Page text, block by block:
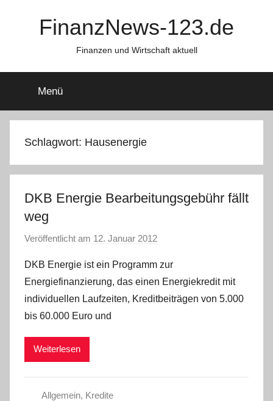
FinanzNews-123.de
Finanzen und Wirtschaft aktuell
Menü
Schlagwort: Hausenergie
DKB Energie Bearbeitungsgebühr fällt
weg
Veröffentlicht am 12. Januar 2012
n
L
a
DKB Energie ist ein Programm zur
Energiefinanzierung, das einen Energiekredit mit
individuellen Laufzeiten, Kreditbeiträgen von 5.000
bis 60.000 Euro und
Weiterlesen
Allgemein, Kredite